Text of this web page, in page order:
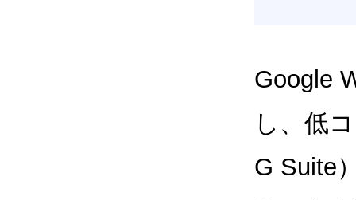
Google
し、低
G Suite